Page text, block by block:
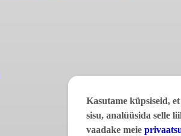
Kasutame küpsiseid,
sisu, analüüsida selle
vaadake meie